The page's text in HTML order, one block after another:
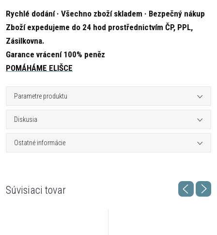
Rychlé dodání · Všechno zboží skladem · Bezpečný nákup
Zboží expedujeme do 24 hod prostřednictvím ČP, PPL,
Zásilkovna.
Garance vrácení 100% peněz
POMÁHÁME ELIŠCE
Parametre produktu
Diskusia
Ostatné informácie
Súvisiaci tovar